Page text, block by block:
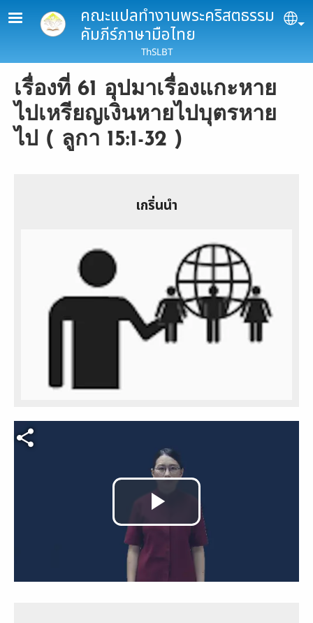
Skip to main contentคณะแปลทำงานพระคริสตธรรม
คัมภีร์ภาษามือไทย
ThSLBT
เรื่องที่ 61 อุปมาเรื่องแกะหาย
ไปเหรียญเงินหายไปบุตรหาย
ไป ( ลูกา 15:1-32 )
เกริ่นนำ
Video file
Play
Video